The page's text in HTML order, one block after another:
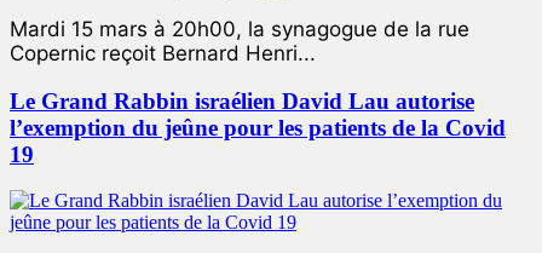
Mardi 15 mars à 20h00, la synagogue de la rue
Copernic reçoit Bernard Henri...
Le Grand Rabbin israélien David Lau autorise
l’exemption du jeûne pour les patients de la Covid
19